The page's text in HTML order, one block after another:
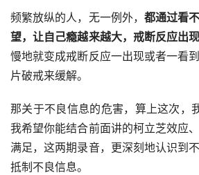
频繁放纵的人，无一例外， 都通过看
望，让自己瘾越来越大，戒断反应出
慢地就变成戒断反应一出现或者一看
片破戒来缓解。
那关于不良信息的危害，算上这次，
我希望你能结合前面讲的柯立芝效应
满足，这两期录音，更深刻地认识到
抵制不良信息。